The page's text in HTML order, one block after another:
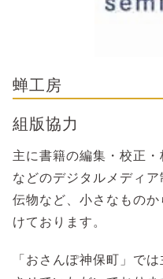
蝉工房
組版協力
主に書籍の編集・校正
などのデジタルメディ
伝物など、小さなもの
けております。
「おさんぽ神保町」で